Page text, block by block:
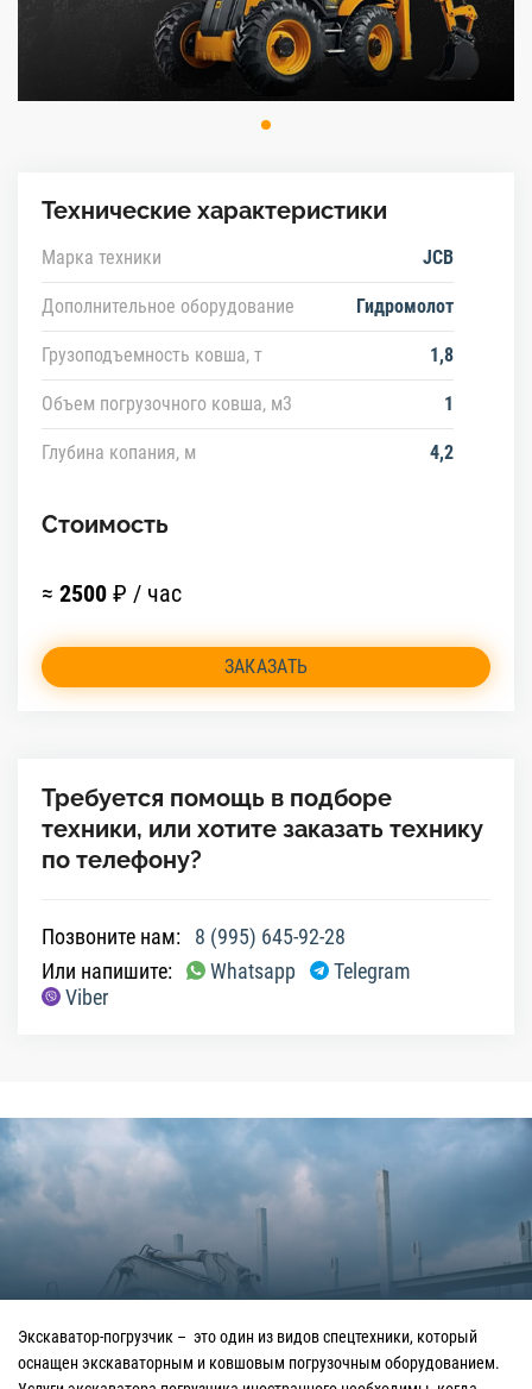
Технические характеристики
Марка техники JCB
Дополнительное оборудование Гидромолот
Грузоподъемность ковша, т 1,8
Объем погрузочного ковша, м3 1
Глубина копания, м 4,2
Стоимость
≈ 2500 ₽ / час
ЗАКАЗАТЬ
Требуется помощь в подборе
техники, или хотите заказать технику
по телефону?
Позвоните нам:
8 (995) 645-92-28
Или напишите:
Whatsapp
Telegram
Viber
Экскаватор-погрузчик – это один из видов спецтехники, который
оснащен экскаваторным и ковшовым погрузочным оборудованием.